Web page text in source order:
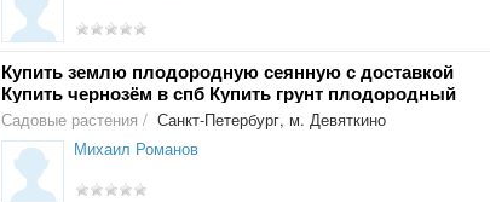
Купить землю плодородную сеянную с доставкой
Купить чернозём в спб Купить грунт плодородный
Садовые растения / Санкт-Петербург, м. Девяткино
Михаил Романов